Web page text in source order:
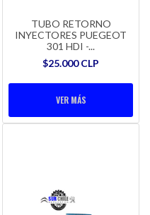
TUBO RETORNO
INYECTORES PUEGEOT
301 HDI -...
$25.000 CLP
VER MÁS